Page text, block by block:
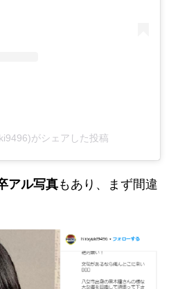
がシェアした投稿
アル写真もあり、まず間違